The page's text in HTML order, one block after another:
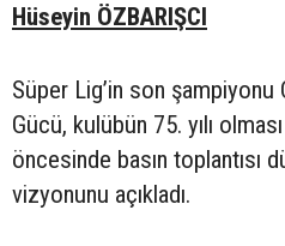
Hüseyin ÖZBARIŞCI
Süper Lig’in son şampiyonu
Gücü, kulübün 75. yılı
öncesinde basın toplantısı
vizyonunu açıkladı.